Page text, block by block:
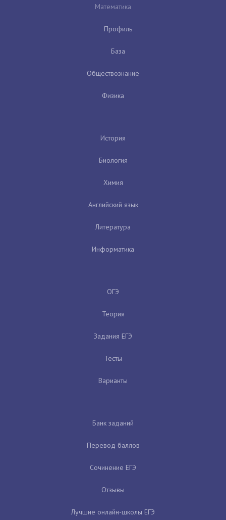
Математика
Профиль
База
Обществознание
Физика
История
Биология
Химия
Английский язык
Литература
Информатика
ОГЭ
Теория
Задания ЕГЭ
Тесты
Варианты
Банк заданий
Перевод баллов
Сочинение ЕГЭ
Отзывы
Лучшие онлайн-школы ЕГЭ